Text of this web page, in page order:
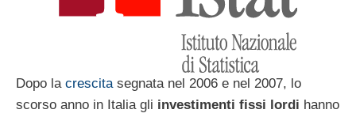
Dopo la crescitasegnata nel 2006 e nel 2007, lo
scorso anno in Italia gli investimenti fissi lordi hanno